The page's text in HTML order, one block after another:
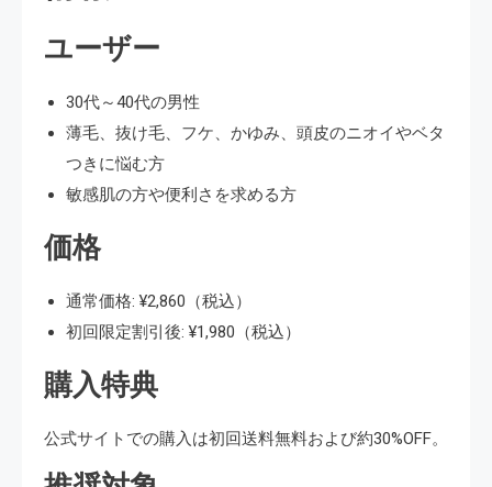
ユーザー
30代～40代の男性
薄毛、抜け毛、フケ、かゆみ、頭皮のニオイやベタ
つきに悩む方
敏感肌の方や便利さを求める方
価格
通常価格: ¥2,860（税込）
初回限定割引後: ¥1,980（税込）
購入特典
公式サイトでの購入は初回送料無料および約30%OFF。